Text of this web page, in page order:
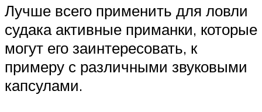
Лучше всего применить для ловли
судака активные приманки, которые
могут его заинтересовать, к
примеру с различными звуковыми
капсулами.